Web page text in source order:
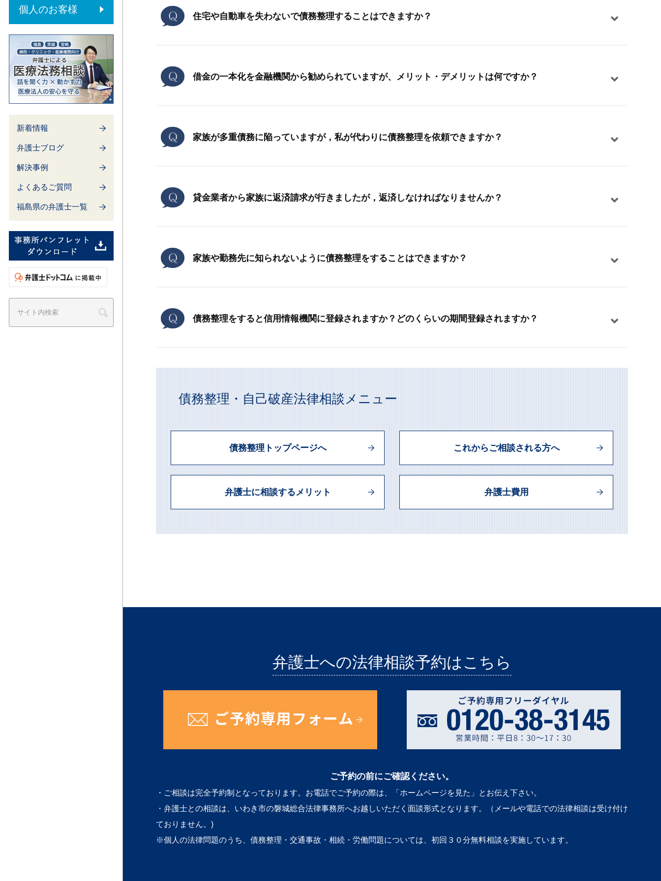
個人のお客様
新着情報
弁護士ブログ
解決事例
よくあるご質問
福島県の弁護士一覧
住宅や自動車を失わないで債務整理することはできますか？
借金の一本化を金融機関から勧められていますが、メリット・デメリットは何ですか？
家族が多重債務に陥っていますが，私が代わりに債務整理を依頼できますか？
貸金業者から家族に返済請求が行きましたが，返済しなければなりませんか？
家族や勤務先に知られないように債務整理をすることはできますか？
債務整理をすると信用情報機関に登録されますか？どのくらいの期間登録されますか？
債務整理・自己破産法律相談メニュー
債務整理トップページへ これからご相談される方へ
弁護士に相談するメリット 弁護士費用
弁護士への法律相談予約はこちら
ご予約の前にご確認ください。
・ご相談は完全予約制となっております。お電話でご予約の際は、「ホームページを見た」とお伝え下さい。
・弁護士との相談は、いわき市の磐城総合法律事務所へお越しいただく面談形式となります。（メールや電話での法律相談は受け付け
ておりません。)
※個人の法律問題のうち、債務整理・交通事故・相続・労働問題については、初回３０分無料相談を実施しています。